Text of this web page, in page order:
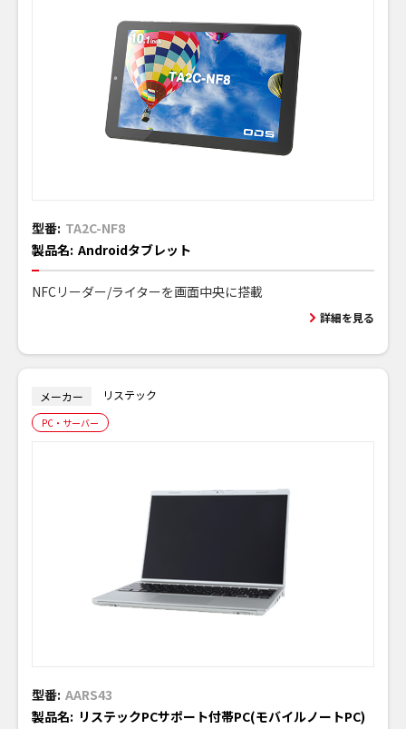
型番: TA2C-NF8
製品名: Androidタブレット
NFCリーダー/ライターを画面中央に搭載
詳細を見る
メーカー リステック
PC・サーバー
型番: AARS43
製品名: リステックPCサポート付帯PC(モバイルノートPC)